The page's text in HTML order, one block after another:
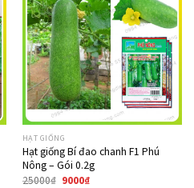
Giảm giá!
HẠT GIỐNG
Hạt giống Bí đao chanh F1 Phú
Nông – Gói 0.2g
25000₫ 9000₫